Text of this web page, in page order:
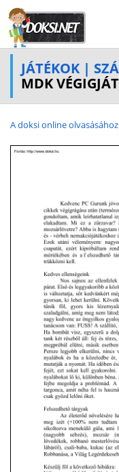
JÁTÉKOK |
MDK
A doksi online